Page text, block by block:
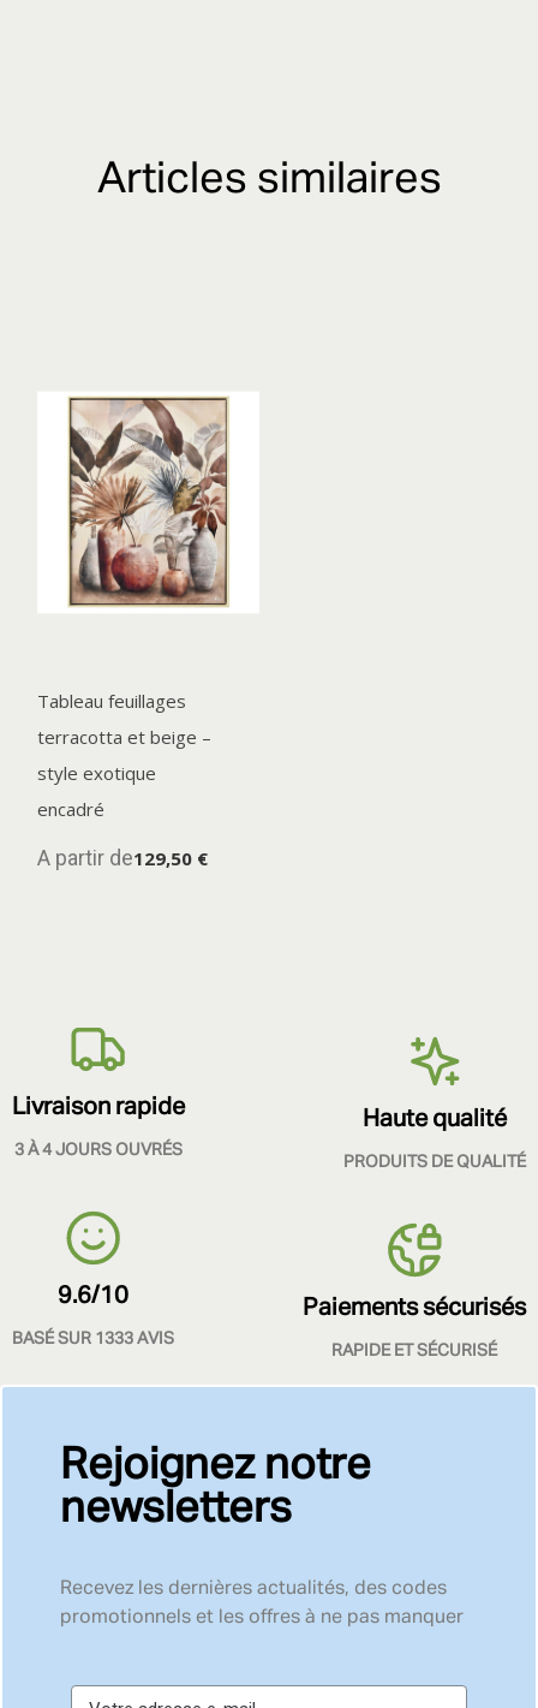
Articles similaires
Tableau feuillages
terracotta et beige –
style exotique
encadré
A partir de129,50 €
Livraison rapide
3 À 4 JOURS OUVRÉS
Haute qualité
PRODUITS DE QUALITÉ
9.6/10
BASÉ SUR 1333 AVIS
Paiements sécurisés
RAPIDE ET SÉCURISÉ
Rejoignez notre
newsletters
Recevez les dernières actualités, des codes
promotionnels et les offres à ne pas manquer